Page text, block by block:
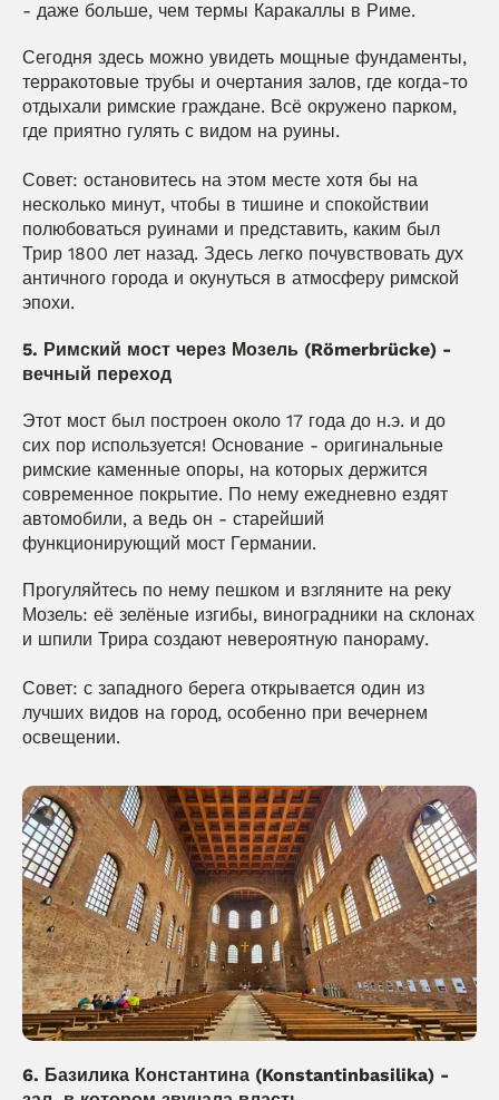
- даже больше, чем термы Каракаллы в Риме.
Сегодня здесь можно увидеть мощные фундаменты,
терракотовые трубы и очертания залов, где когда-то
отдыхали римские граждане. Всё окружено парком,
где приятно гулять с видом на руины.
Совет: остановитесь на этом месте хотя бы на
несколько минут, чтобы в тишине и спокойствии
полюбоваться руинами и представить, каким был
Трир 1800 лет назад. Здесь легко почувствовать дух
античного города и окунуться в атмосферу римской
эпохи.
5. Римский мост через Мозель (Römerbrücke) -
вечный переход
Этот мост был построен около 17 года до н.э. и до
сих пор используется! Основание - оригинальные
римские каменные опоры, на которых держится
современное покрытие. По нему ежедневно ездят
автомобили, а ведь он - старейший
функционирующий мост Германии.
Прогуляйтесь по нему пешком и взгляните на реку
Мозель: её зелёные изгибы, виноградники на склонах
и шпили Трира создают невероятную панораму.
Совет: с западного берега открывается один из
лучших видов на город, особенно при вечернем
освещении.
6. Базилика Константина (Konstantinbasilika) -